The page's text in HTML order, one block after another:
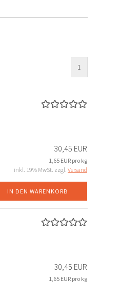
1
30,45 EUR
1,65 EUR pro kg
inkl. 19% MwSt. zzgl. Versand
IN DEN WARENKORB
30,45 EUR
1,65 EUR pro kg